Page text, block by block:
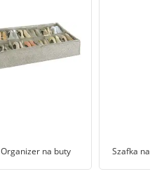
Organizer na buty Szafka na